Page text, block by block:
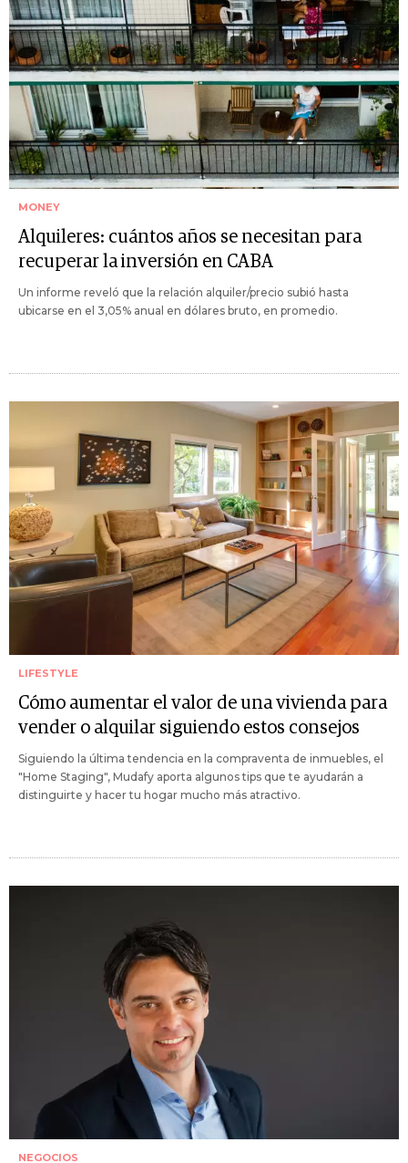
MONEY
Alquileres: cuántos años se necesitan para
recuperar la inversión en CABA
Un informe reveló que la relación alquiler/precio subió hasta
ubicarse en el 3,05% anual en dólares bruto, en promedio.
LIFESTYLE
Cómo aumentar el valor de una vivienda para
vender o alquilar siguiendo estos consejos
Siguiendo la última tendencia en la compraventa de inmuebles, el
"Home Staging", Mudafy aporta algunos tips que te ayudarán a
distinguirte y hacer tu hogar mucho más atractivo.
NEGOCIOS